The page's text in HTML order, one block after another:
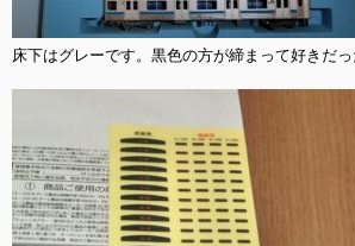
床下はグレーです。黒色の方が締まって好きだっ